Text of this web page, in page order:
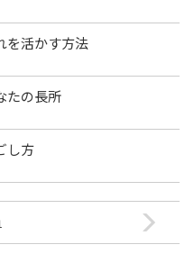
を活かす方法
たの長所
し方